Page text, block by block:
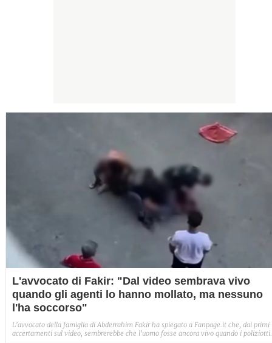
L'avvocato di Fakir: "Dal video sembrava vivo
quando gli agenti lo hanno mollato, ma nessuno
l'ha soccorso"
L'avvocato della famiglia di Abderrahim Fakir ha spiegato a Fanpage.it che, dai primi
accertamenti sul video, sembrerebbe che l'uomo fosse ancora vivo quando i poliziotti